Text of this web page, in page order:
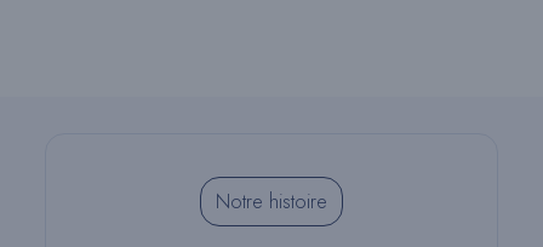
Notre histoire